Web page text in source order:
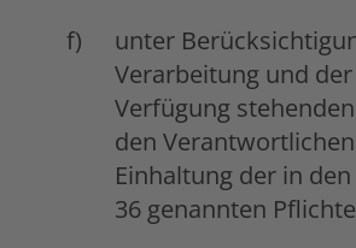
unter
Verarbeitung und
Verfügung
den
Einhaltung der in
36 genannten